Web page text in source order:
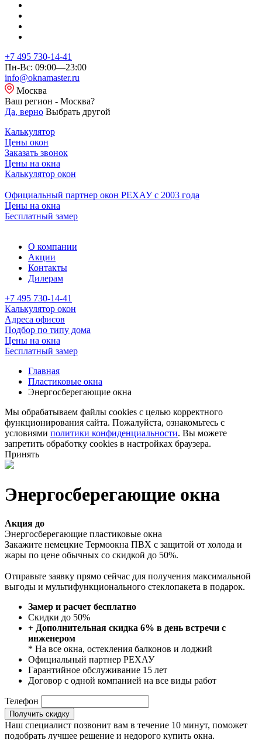
+7 495 730-14-41
Пн-Вс: 09:00—23:00
info@oknamaster.ru
Москва
Ваш регион - Москва?
Да, верно Выбрать другой
Калькулятор
Цены окон
Заказать звонок
Цены на окна
Калькулятор окон
Официальный партнер окон РЕХАУ с 2003 года
Цены на окна
Бесплатный замер
О компании
Акции
Контакты
Дилерам
+7 495 730-14-41
Калькулятор окон
Адреса офисов
Подбор по типу дома
Цены на окна
Бесплатный замер
Главная
Пластиковые окна
Энергосберегающие окна
Мы обрабатываем файлы cookies с целью корректного
функционирования сайта. Пожалуйста, ознакомьтесь с
условиями политики конфиденциальности. Вы можете
запретить обработку cookies в настройках браузера.
Принять
Энергосберегающие окна
Акция до
Энергосберегающие пластиковые окна
Закажите немецкие Термоокна ПВХ с защитой от холода и
жары по цене обычных со скидкой до 50%.
Отправьте заявку прямо сейчас для получения максимальной
выгоды и мультифункционального стеклопакета в подарок.
Замер и расчет бесплатно
Скидки до 50%
+ Дополнительная скидка 6% в день встречи с
инженером
* На все окна, остекления балконов и лоджий
Официальный партнер РЕХАУ
Гарантийное обслуживание 15 лет
Договор с одной компанией на все виды работ
Телефон
Получить скидку
Наш специалист позвонит вам в течение 10 минут, поможет
подобрать лучшее решение и недорого купить окна.